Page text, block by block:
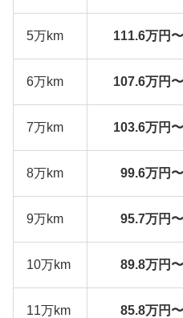
5万km 111.6万円
6万km 107.6万円
7万km 103.6万円
8万km 99.6万円
9万km 95.7万円
10万km 89.8万円
11万km 85.8万円